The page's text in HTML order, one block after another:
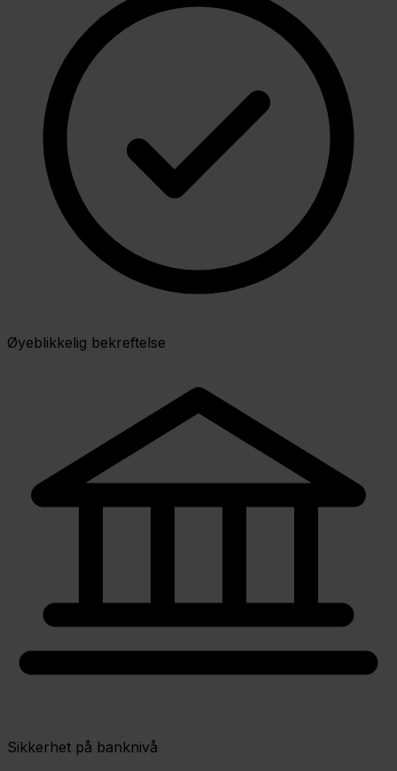
Øyeblikkelig bekreftelse
Sikkerhet på banknivå